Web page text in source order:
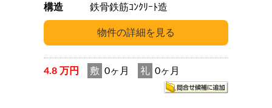
構造
鉄骨鉄筋ｺﾝｸﾘｰﾄ造
4.8 万円 敷 0ヶ月 礼 0ヶ月